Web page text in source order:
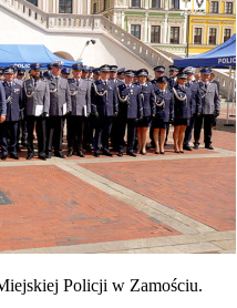
Policji w Zamościu.